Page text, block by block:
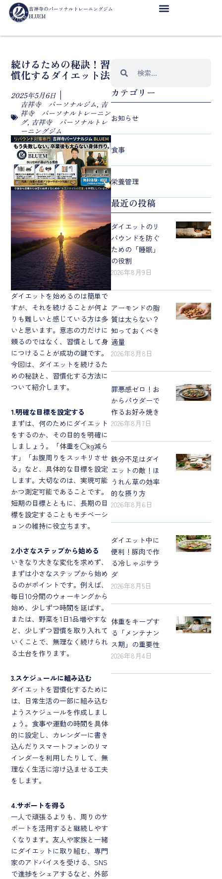
吉祥寺のパーソナルトレーニングジム
BLUEM
続けるための秘訣！習
慣化するダイエット法
2025年5月6日
吉祥寺 パーソナルジム, 吉
祥寺 パーソナルトレーニン
グ, 吉祥寺 パーソナルトレ
ーニングジム
ダイエットを始めるのは簡単で
すが、それを続けることが何よ
りも難しいと感じている方は多
いと思います。意志の力だけに
頼るのではなく、習慣として身
につけることが成功の鍵です。
今回は、ダイエットを続けるた
めの秘訣と、習慣化する方法に
ついて紹介します。
1.明確な目標を設定する
まずは、何のためにダイエット
をするのか、その目的を明確に
しましょう。「体重を◯kg減ら
す」「お腹周りをスッキリさせ
る」など、具体的な目標を設定
します。大切なのは、実現可能
かつ測定可能であることです。
短期の目標とともに、長期の目
標を設定することもモチベーシ
ョンの維持に役立ちます。
2.小さなステップから始める
いきなり大きな変化を求めず、
まずは小さなステップから始め
るのがポイントです。例えば、
毎日10分間のウォーキングから
始め、少しずつ時間を延ばす。
または、野菜を1日1品増やすな
ど、少しずつ習慣を取り入れて
いくことで、無理なく続けられ
る土台を作ります。
3.スケジュールに組み込む
ダイエットを習慣化するために
は、日常生活の一部に組み込む
ようスケジュールを作成しまし
ょう。食事や運動の時間を具体
的に設定し、カレンダーに書き
込んだりスマートフォンのリマ
インダーを利用したりして、無
理なく生活に溶け込ませる工夫
をします。
4.サポートを得る
一人で頑張るよりも、周りのサ
ポートを活用すると継続しやす
くなります。友人や家族と一緒
にダイエットに取り組む、専門
家のアドバイスを受ける、SNS
で進捗をシェアするなど、外部
カテゴリー
お知らせ
食事
栄養管理
最近の投稿
ダイエットのリ
バウンドを防ぐ
ための「睡眠」
の役割
2026年8月9日
アーモンドの脂
質は太らない？
知っておくべき
適量
2026年8月8日
罪悪感ゼロ！お
からパウダーで
作るお好み焼き
2026年8月7日
鉄分不足はダイ
エットの敵！ほ
うれん草の効率
的な摂り方
2026年8月6日
ダイエット中に
便利！豚肉で作
る冷しゃぶサラ
ダ
2026年8月5日
体重をキープす
る「メンテナン
ス期」の重要性
2026年8月4日